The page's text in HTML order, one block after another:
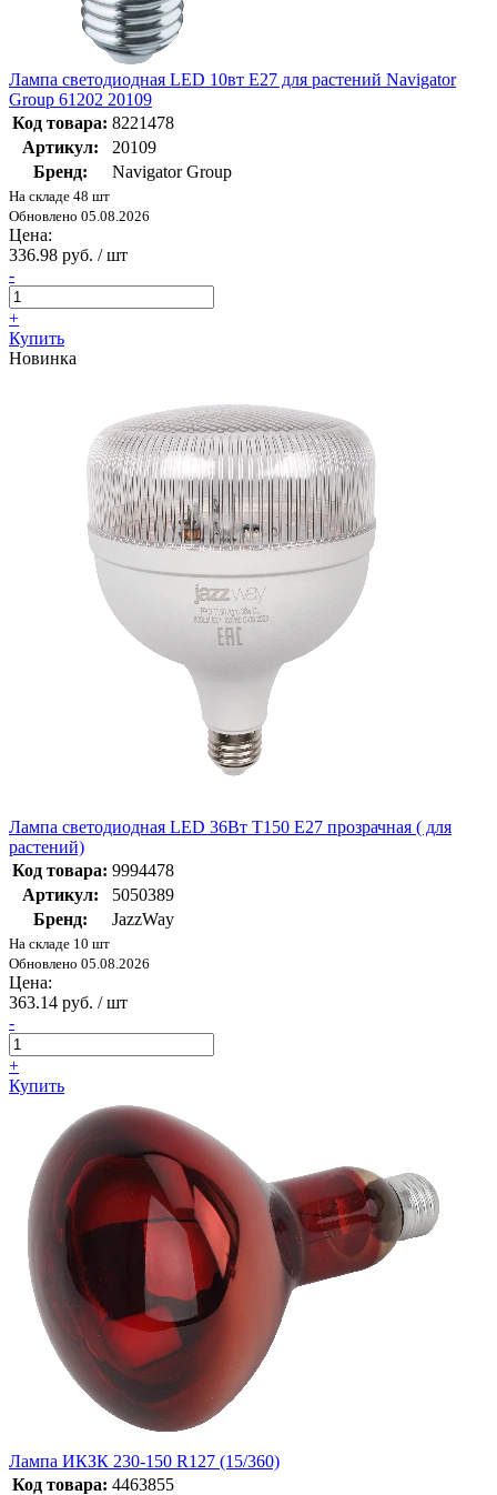
Лампа светодиодная LED 10вт Е27 для растений Navigator
Group 61202 20109
Код товара: 8221478
Артикул:
20109
Бренд:
Navigator Group
На складе 48 шт
Обновлено 05.08.2026
Цена:
336.98 руб. / шт
-
+
Купить
Новинка
Лампа светодиодная LED 36Вт T150 Е27 прозрачная ( для
растений)
Код товара: 9994478
Артикул:
5050389
Бренд:
JazzWay
На складе 10 шт
Обновлено 05.08.2026
Цена:
363.14 руб. / шт
-
+
Купить
Лампа ИКЗК 230-150 R127 (15/360)
Код товара: 4463855